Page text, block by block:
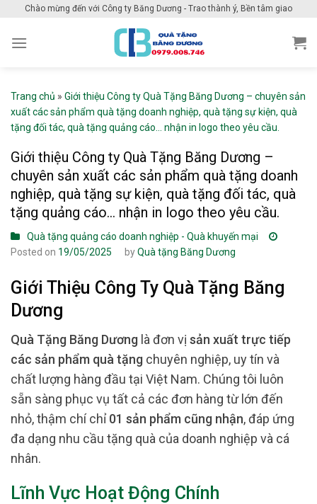
content
Chào mừng đến với Công ty Băng Dương - Trao thành ý, Bền tâm giao
Trang chủ » Giới thiệu Công ty Quà Tặng Băng Dương – chuyên sản
xuất các sản phẩm quà tặng doanh nghiệp, quà tặng sự kiện, quà
tặng đối tác, quà tặng quảng cáo… nhận in logo theo yêu cầu.
Giới thiệu Công ty Quà Tặng Băng Dương –
chuyên sản xuất các sản phẩm quà tặng doanh
nghiệp, quà tặng sự kiện, quà tặng đối tác, quà
tặng quảng cáo… nhận in logo theo yêu cầu.
Quà tặng quảng cáo doanh nghiệp - Quà khuyến mại
Posted on 19/05/2025 byQuà tặng Băng Dương
Giới Thiệu Công Ty Quà Tặng Băng
Dương
Quà Tặng Băng Dương là đơn vị sản xuất trực tiếp
các sản phẩm quà tặng chuyên nghiệp, uy tín và
chất lượng hàng đầu tại Việt Nam. Chúng tôi luôn
sẵn sàng phục vụ tất cả các đơn hàng từ lớn đến
nhỏ, thậm chí chỉ 01 sản phẩm cũng nhận, đáp ứng
đa dạng nhu cầu tặng quà của doanh nghiệp và cá
nhân.
Lĩnh Vực Hoạt Động Chính